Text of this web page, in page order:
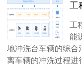
工
工
能
地冲洗台车辆的综合
离车辆的冲洗过程进